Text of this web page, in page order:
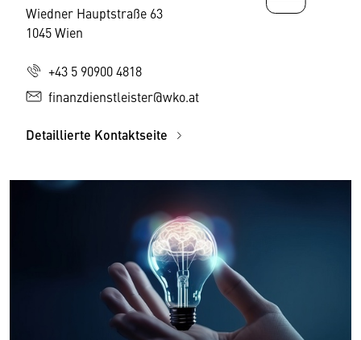
Wiedner Hauptstraße 63
1045 Wien
+43 5 90900 4818
finanzdienstleister@wko.at
Detaillierte Kontaktseite